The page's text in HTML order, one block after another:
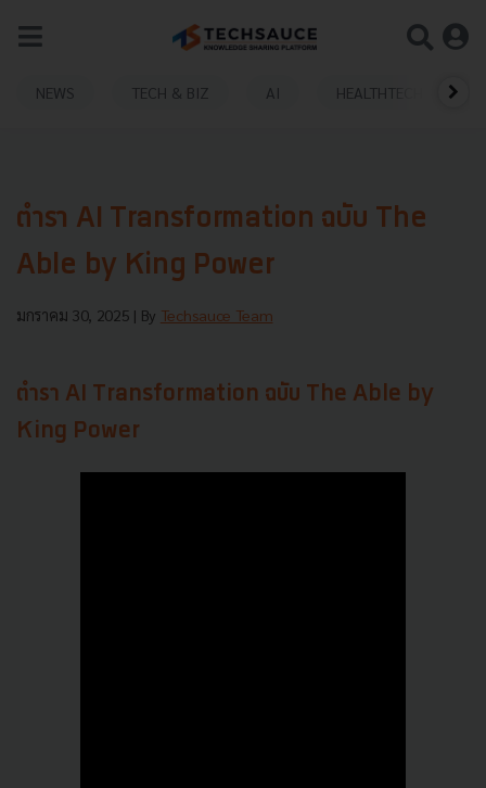
NEWS TECH & BIZ AI HEALTHTECH
ตำรา AI Transformation ฉบับ The
Able by King Power
มกราคม 30, 2025 | By Techsauce Team
ตำรา AI Transformation ฉบับ The Able by
King Power